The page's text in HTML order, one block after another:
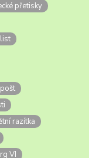
přetisky
razítka
VI